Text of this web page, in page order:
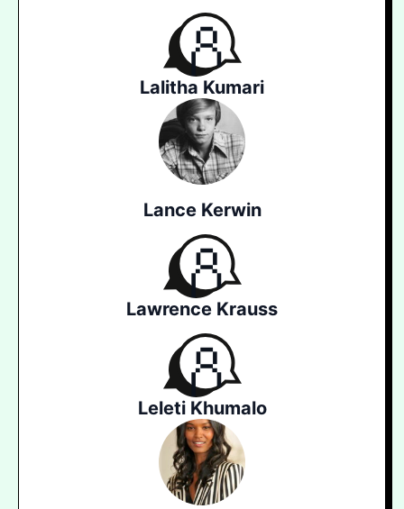
Lalitha Kumari
Lance Kerwin
Lawrence Krauss
Leleti Khumalo